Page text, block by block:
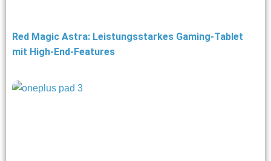
Red Magic Astra: Leistungsstarkes Gaming-Tablet
mit High-End-Features